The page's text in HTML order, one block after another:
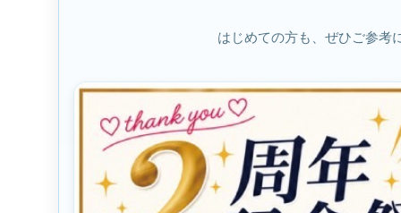
はじめての方も、ぜひご参考